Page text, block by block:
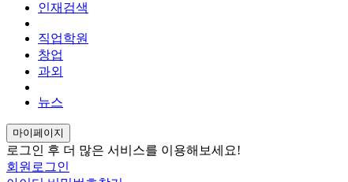
send
인재검색
직업학원
창업
과외
뉴스
마이페이지
로그인 후 더 많은 서비스를 이용해보세요!
회원로그인